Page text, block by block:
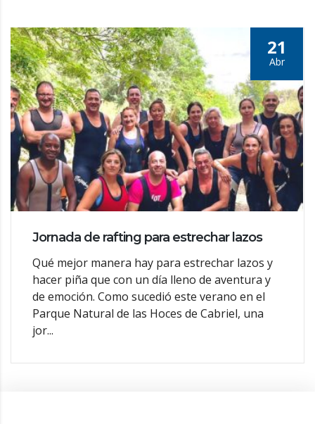
21
Abr
Jornada de rafting para estrechar lazos
Qué mejor manera hay para estrechar lazos y
hacer piña que con un día lleno de aventura y
de emoción. Como sucedió este verano en el
Parque Natural de las Hoces de Cabriel, una
jor...